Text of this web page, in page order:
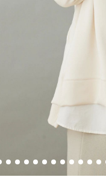
5 6 7 8 9 10 11 12 13 14 15